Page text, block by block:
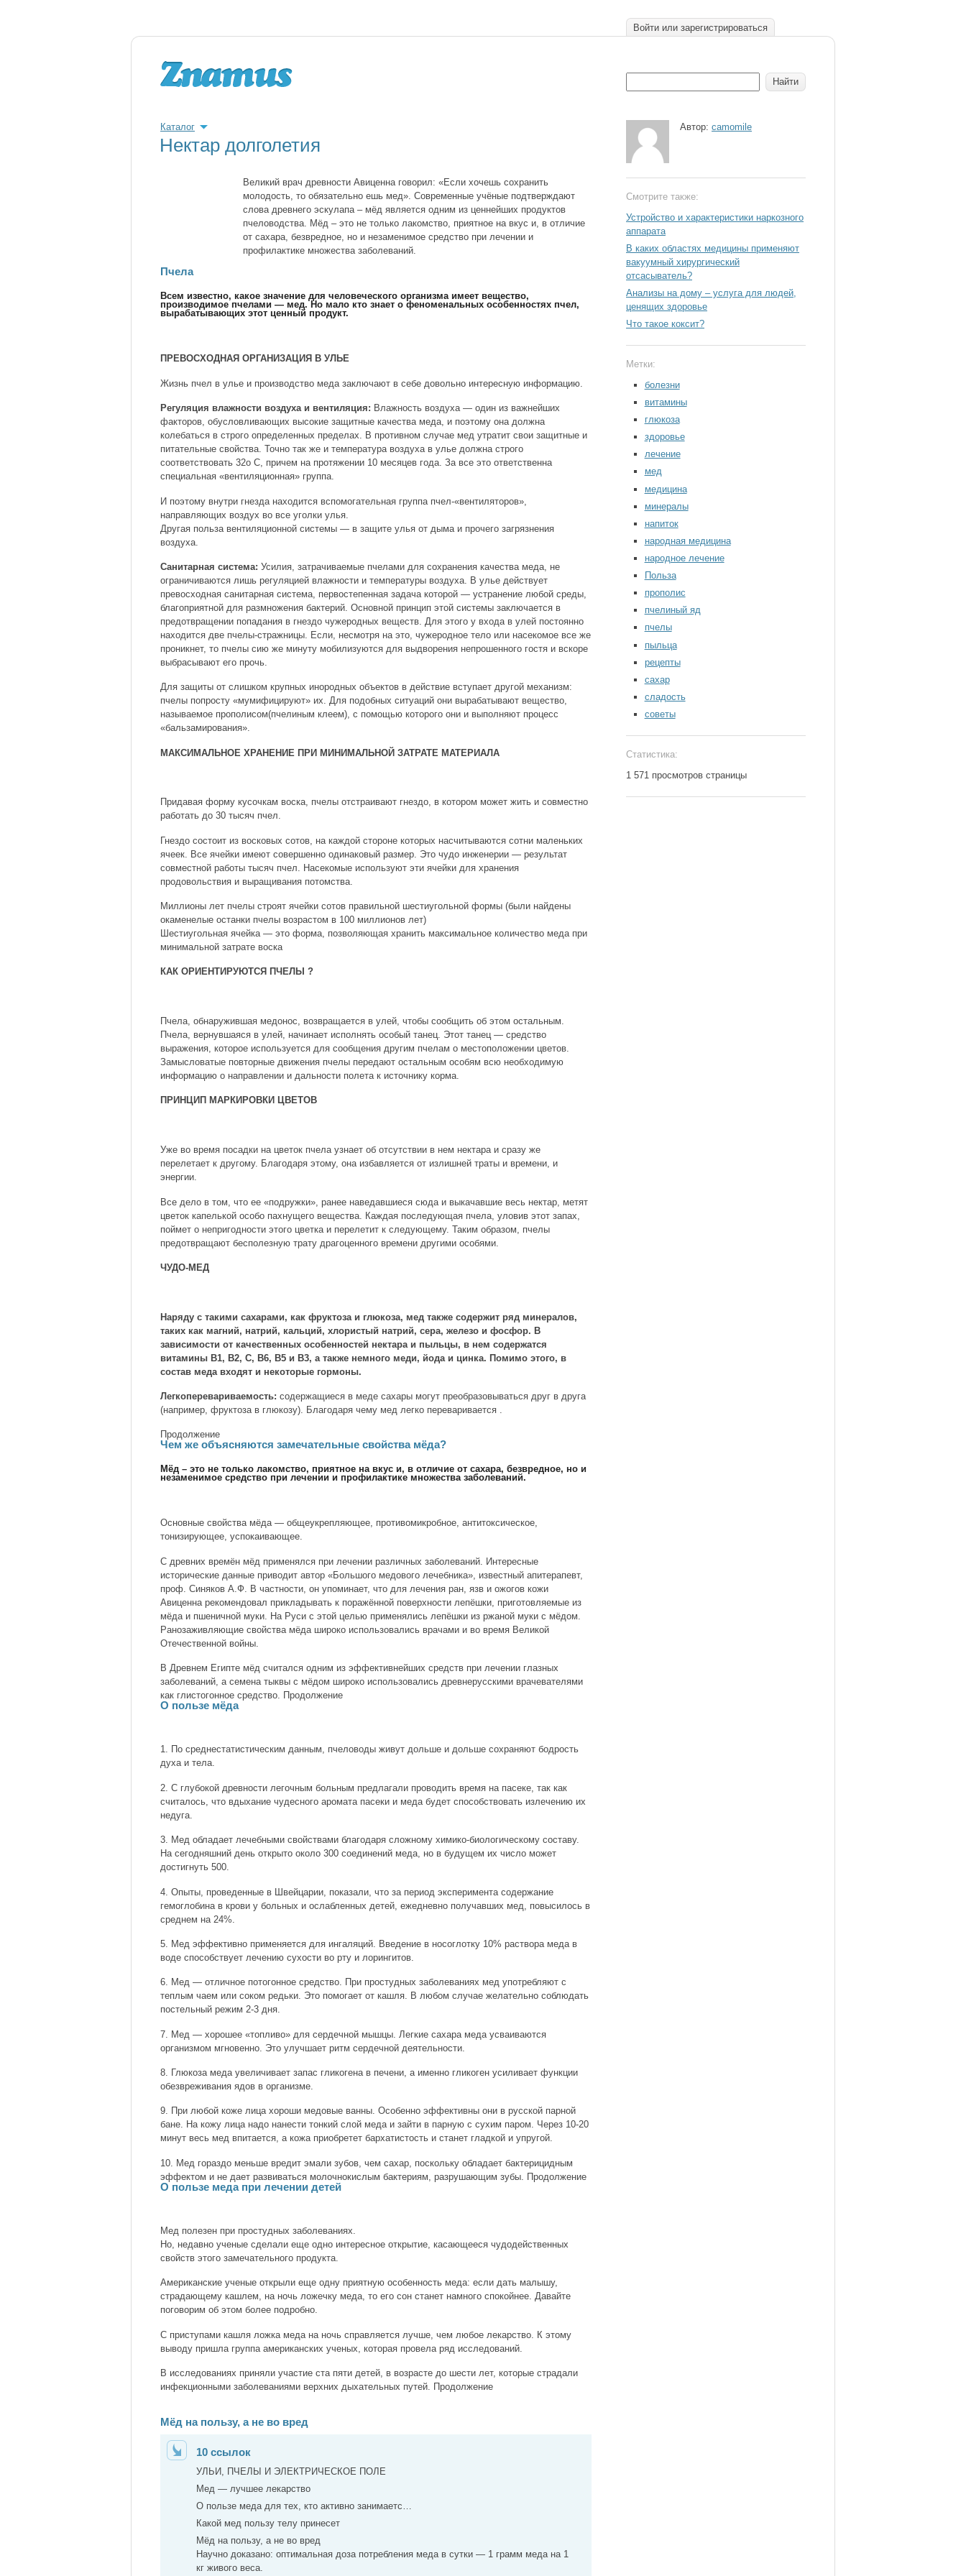
Войти или зарегистрироваться
Каталог
Нектар долголетия
Великий врач древности Авиценна говорил: «Если хочешь сохранить
молодость, то обязательно ешь мед». Современные учёные подтверждают
слова древнего эскулапа – мёд является одним из ценнейших продуктов
пчеловодства. Мёд – это не только лакомство, приятное на вкус и, в отличие
от сахара, безвредное, но и незаменимое средство при лечении и
профилактике множества заболеваний.
Пчела
Всем известно, какое значение для человеческого организма имеет вещество,
производимое пчелами — мед. Но мало кто знает о феноменальных особенностях пчел,
вырабатывающих этот ценный продукт.
ПРЕВОСХОДНАЯ ОРГАНИЗАЦИЯ В УЛЬЕ
Жизнь пчел в улье и производство меда заключают в себе довольно интересную информацию.
Регуляция влажности воздуха и вентиляция: Влажность воздуха — один из важнейших
факторов, обусловливающих высокие защитные качества меда, и поэтому она должна
колебаться в строго определенных пределах. В противном случае мед утратит свои защитные и
питательные свойства. Точно так же и температура воздуха в улье должна строго
соответствовать 32o C, причем на протяжении 10 месяцев года. За все это ответственна
специальная «вентиляционная» группа.
И поэтому внутри гнезда находится вспомогательная группа пчел-«вентиляторов»,
направляющих воздух во все уголки улья.
Другая польза вентиляционной системы — в защите улья от дыма и прочего загрязнения
воздуха.
Санитарная система: Усилия, затрачиваемые пчелами для сохранения качества меда, не
ограничиваются лишь регуляцией влажности и температуры воздуха. В улье действует
превосходная санитарная система, первостепенная задача которой — устранение любой среды,
благоприятной для размножения бактерий. Основной принцип этой системы заключается в
предотвращении попадания в гнездо чужеродных веществ. Для этого у входа в улей постоянно
находится две пчелы-стражницы. Если, несмотря на это, чужеродное тело или насекомое все же
проникнет, то пчелы сию же минуту мобилизуются для выдворения непрошенного гостя и вскоре
выбрасывают его прочь.
Для защиты от слишком крупных инородных объектов в действие вступает другой механизм:
пчелы попросту «мумифицируют» их. Для подобных ситуаций они вырабатывают вещество,
называемое прополисом(пчелиным клеем), с помощью которого они и выполняют процесс
«бальзамирования».
МАКСИМАЛЬНОЕ ХРАНЕНИЕ ПРИ МИНИМАЛЬНОЙ ЗАТРАТЕ МАТЕРИАЛА
Придавая форму кусочкам воска, пчелы отстраивают гнездо, в котором может жить и совместно
работать до 30 тысяч пчел.
Гнездо состоит из восковых сотов, на каждой стороне которых насчитываются сотни маленьких
ячеек. Все ячейки имеют совершенно одинаковый размер. Это чудо инженерии — результат
совместной работы тысяч пчел. Насекомые используют эти ячейки для хранения
продовольствия и выращивания потомства.
Миллионы лет пчелы строят ячейки сотов правильной шестиугольной формы (были найдены
окаменелые останки пчелы возрастом в 100 миллионов лет)
Шестиугольная ячейка — это форма, позволяющая хранить максимальное количество меда при
минимальной затрате воска
КАК ОРИЕНТИРУЮТСЯ ПЧЕЛЫ ?
Пчела, обнаружившая медонос, возвращается в улей, чтобы сообщить об этом остальным.
Пчела, вернувшаяся в улей, начинает исполнять особый танец. Этот танец — средство
выражения, которое используется для сообщения другим пчелам о местоположении цветов.
Замысловатые повторные движения пчелы передают остальным особям всю необходимую
информацию о направлении и дальности полета к источнику корма.
ПРИНЦИП МАРКИРОВКИ ЦВЕТОВ
Уже во время посадки на цветок пчела узнает об отсутствии в нем нектара и сразу же
перелетает к другому. Благодаря этому, она избавляется от излишней траты и времени, и
энергии.
Все дело в том, что ее «подружки», ранее наведавшиеся сюда и выкачавшие весь нектар, метят
цветок капелькой особо пахнущего вещества. Каждая последующая пчела, уловив этот запах,
поймет о непригодности этого цветка и перелетит к следующему. Таким образом, пчелы
предотвращают бесполезную трату драгоценного времени другими особями.
ЧУДО-МЕД
Наряду с такими сахарами, как фруктоза и глюкоза, мед также содержит ряд минералов,
таких как магний, натрий, кальций, хлористый натрий, сера, железо и фосфор. В
зависимости от качественных особенностей нектара и пыльцы, в нем содержатся
витамины B1, B2, C, B6, B5 и B3, а также немного меди, йода и цинка. Помимо этого, в
состав меда входят и некоторые гормоны.
Легкоперевариваемость: содержащиеся в меде сахары могут преобразовываться друг в друга
(например, фруктоза в глюкозу). Благодаря чему мед легко переваривается .
Продолжение
Чем же объясняются замечательные свойства мёда?
Мёд – это не только лакомство, приятное на вкус и, в отличие от сахара, безвредное, но и
незаменимое средство при лечении и профилактике множества заболеваний.
Основные свойства мёда — общеукрепляющее, противомикробное, антитоксическое,
тонизирующее, успокаивающее.
С древних времён мёд применялся при лечении различных заболеваний. Интересные
исторические данные приводит автор «Большого медового лечебника», известный апитерапевт,
проф. Синяков А.Ф. В частности, он упоминает, что для лечения ран, язв и ожогов кожи
Авиценна рекомендовал прикладывать к поражённой поверхности лепёшки, приготовляемые из
мёда и пшеничной муки. На Руси с этой целью применялись лепёшки из ржаной муки с мёдом.
Ранозаживляющие свойства мёда широко использовались врачами и во время Великой
Отечественной войны.
В Древнем Египте мёд считался одним из эффективнейших средств при лечении глазных
заболеваний, а семена тыквы с мёдом широко использовались древнерусскими врачевателями
как глистогонное средство. Продолжение
О пользе мёда
1. По среднестатистическим данным, пчеловоды живут дольше и дольше сохраняют бодрость
духа и тела.
2. С глубокой древности легочным больным предлагали проводить время на пасеке, так как
считалось, что вдыхание чудесного аромата пасеки и меда будет способствовать излечению их
недуга.
3. Мед обладает лечебными свойствами благодаря сложному химико-биологическому составу.
На сегодняшний день открыто около 300 соединений меда, но в будущем их число может
достигнуть 500.
4. Опыты, проведенные в Швейцарии, показали, что за период эксперимента содержание
гемоглобина в крови у больных и ослабленных детей, ежедневно получавших мед, повысилось в
среднем на 24%.
5. Мед эффективно применяется для ингаляций. Введение в носоглотку 10% раствора меда в
воде способствует лечению сухости во рту и лорингитов.
6. Мед — отличное потогонное средство. При простудных заболеваниях мед употребляют с
теплым чаем или соком редьки. Это помогает от кашля. В любом случае желательно соблюдать
постельный режим 2-3 дня.
7. Мед — хорошее «топливо» для сердечной мышцы. Легкие сахара меда усваиваются
организмом мгновенно. Это улучшает ритм сердечной деятельности.
8. Глюкоза меда увеличивает запас гликогена в печени, а именно гликоген усиливает функции
обезвреживания ядов в организме.
9. При любой коже лица хороши медовые ванны. Особенно эффективны они в русской парной
бане. На кожу лица надо нанести тонкий слой меда и зайти в парную с сухим паром. Через 10-20
минут весь мед впитается, а кожа приобретет бархатистость и станет гладкой и упругой.
10. Мед гораздо меньше вредит эмали зубов, чем сахар, поскольку обладает бактерицидным
эффектом и не дает развиваться молочнокислым бактериям, разрушающим зубы. Продолжение
О пользе меда при лечении детей
Мед полезен при простудных заболеваниях.
Но, недавно ученые сделали еще одно интересное открытие, касающееся чудодейственных
свойств этого замечательного продукта.
Американские ученые открыли еще одну приятную особенность меда: если дать малышу,
страдающему кашлем, на ночь ложечку меда, то его сон станет намного спокойнее. Давайте
поговорим об этом более подробно.
С приступами кашля ложка меда на ночь справляется лучше, чем любое лекарство. К этому
выводу пришла группа американских ученых, которая провела ряд исследований.
В исследованиях приняли участие ста пяти детей, в возрасте до шести лет, которые страдали
инфекционными заболеваниями верхних дыхательных путей. Продолжение
Мёд на пользу, а не во вред
10 ссылок
УЛЬИ, ПЧЕЛЫ И ЭЛЕКТРИЧЕСКОЕ ПОЛЕ
Мед — лучшее лекарство
О пользе меда для тех, кто активно занимаетс…
Какой мед пользу телу принесет
Мёд на пользу, а не во вред
Научно доказано: оптимальная доза потребления меда в сутки — 1 грамм меда на 1
кг живого веса.
Автор: camomile
Смотрите также:
Устройство и характеристики наркозного
аппарата
В каких областях медицины применяют
вакуумный хирургический
отсасыватель?
Анализы на дому – услуга для людей,
ценящих здоровье
Что такое коксит?
Метки:
болезни
витамины
глюкоза
здоровье
лечение
мед
медицина
минералы
напиток
народная медицина
народное лечение
Польза
прополис
пчелиный яд
пчелы
пыльца
рецепты
сахар
сладость
советы
Статистика:
1 571 просмотров страницы